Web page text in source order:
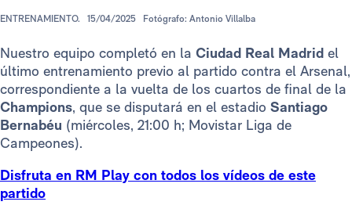
ENTRENAMIENTO. 15/04/2025 Fotógrafo: Antonio Villalba
Nuestro equipo completó en la Ciudad Real Madrid el
último entrenamiento previo al partido contra el Arsenal,
correspondiente a la vuelta de los cuartos de final de la
Champions, que se disputará en el estadio Santiago
Bernabéu (miércoles, 21:00 h; Movistar Liga de
Campeones).
Disfruta en RM Play con todos los vídeos de este
partido